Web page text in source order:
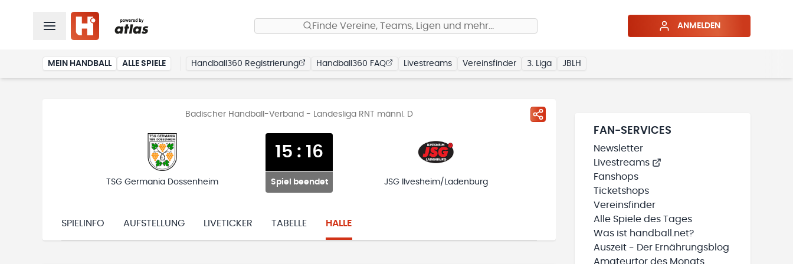
Finde Vereine, Teams, Ligen und mehr… ANMELDEN
MEIN HANDBALL ALLE SPIELE Handball360 Registrierung Handball360 FAQ Livestreams Vereinsfinder 3. Liga JBLH
Badischer Handball-Verband - Landesliga RNT männl. D
TSG Germania Dossenheim
15 : 16
Spiel beendet JSG Ilvesheim/Ladenburg
SPIELINFO AUFSTELLUNG LIVETICKER TABELLE HALLE
FAN-SERVICES
Newsletter
Livestreams
Fanshops
Ticketshops
Vereinsfinder
Alle Spiele des Tages
Was ist handball.net?
Auszeit - Der Ernährungsblog
Amateurtor des Monats